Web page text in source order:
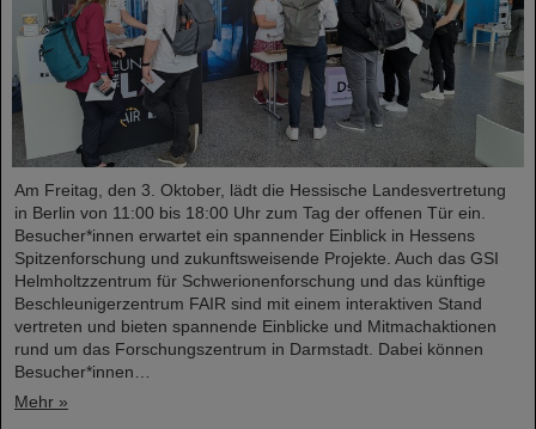
Am Freitag, den 3. Oktober, lädt die Hessische Landesvertretung
in Berlin von 11:00 bis 18:00 Uhr zum Tag der offenen Tür ein.
Besucher*innen erwartet ein spannender Einblick in Hessens
Spitzenforschung und zukunftsweisende Projekte. Auch das GSI
Helmholtzzentrum für Schwerionenforschung und das künftige
Beschleunigerzentrum FAIR sind mit einem interaktiven Stand
vertreten und bieten spannende Einblicke und Mitmachaktionen
rund um das Forschungszentrum in Darmstadt. Dabei können
Besucher*innen…
Mehr »